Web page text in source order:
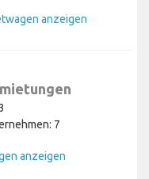
anzeigen
7
anzeigen